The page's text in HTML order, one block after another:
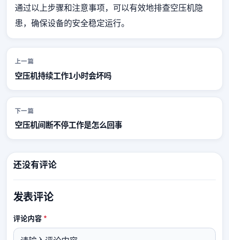
通过以上步骤和注意事项，可以有效地排查空压机隐
患，确保设备的安全稳定运行。
上一篇
空压机持续工作1小时会坏吗
下一篇
空压机间断不停工作是怎么回事
还没有评论
发表评论
评论内容*必填